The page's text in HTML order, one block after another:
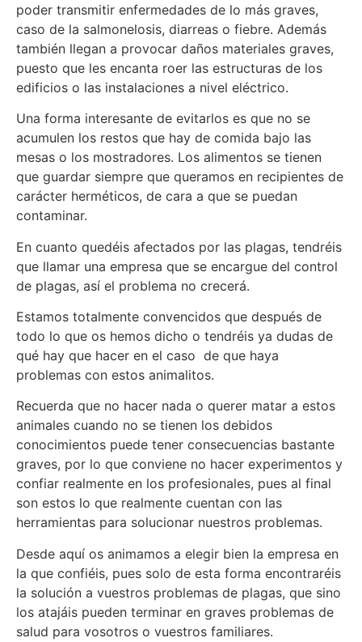
poder transmitir enfermedades de lo más graves,
caso de la salmonelosis, diarreas o fiebre. Además
también llegan a provocar daños materiales graves,
puesto que les encanta roer las estructuras de los
edificios o las instalaciones a nivel eléctrico.
Una forma interesante de evitarlos es que no se
acumulen los restos que hay de comida bajo las
mesas o los mostradores. Los alimentos se tienen
que guardar siempre que queramos en recipientes de
carácter herméticos, de cara a que se puedan
contaminar.
En cuanto quedéis afectados por las plagas, tendréis
que llamar una empresa que se encargue del control
de plagas, así el problema no crecerá.
Estamos totalmente convencidos que después de
todo lo que os hemos dicho o tendréis ya dudas de
qué hay que hacer en el caso de que haya
problemas con estos animalitos.
Recuerda que no hacer nada o querer matar a estos
animales cuando no se tienen los debidos
conocimientos puede tener consecuencias bastante
graves, por lo que conviene no hacer experimentos y
confiar realmente en los profesionales, pues al final
son estos lo que realmente cuentan con las
herramientas para solucionar nuestros problemas.
Desde aquí os animamos a elegir bien la empresa en
la que confiéis, pues solo de esta forma encontraréis
la solución a vuestros problemas de plagas, que sino
los atajáis pueden terminar en graves problemas de
salud para vosotros o vuestros familiares.